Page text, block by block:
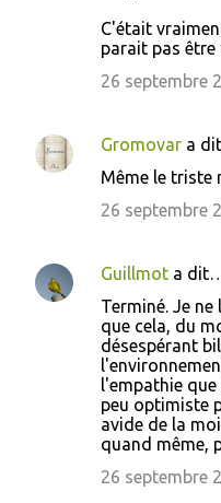
C'était
parait pas être
26 septembre
Gromovar a
Même le triste
26 septembre
Guillmot a dit…
Terminé. Je
que cela, du
désespérant
l'empathie
peu optimiste
avide de la
quand même,
26 septembre